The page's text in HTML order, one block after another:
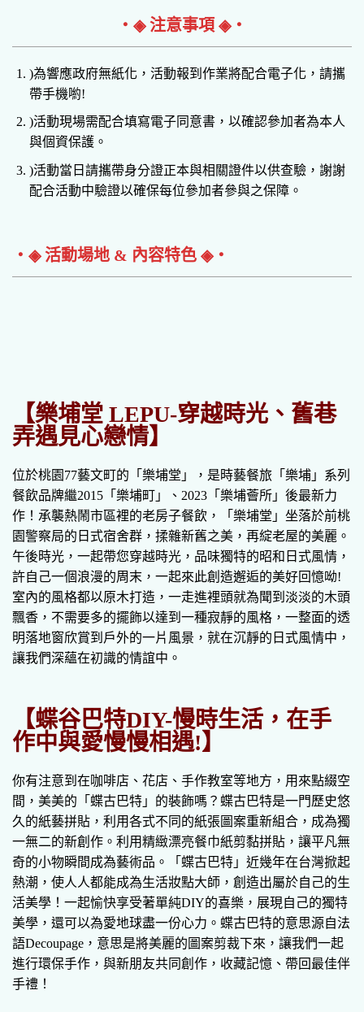
‧◈ 注意事項 ◈‧
)為響應政府無紙化，活動報到作業將配合電子化，請攜
帶手機喲!
)活動現場需配合填寫電子同意書，以確認參加者為本人
與個資保護。
)活動當日請攜帶身分證正本與相關證件以供查驗，謝謝
配合活動中驗證以確保每位參加者參與之保障。
‧◈ 活動場地 & 內容特色 ◈‧
【樂埔堂 LEPU-穿越時光、舊巷
弄遇見心戀情】
位於桃園77藝文町的「樂埔堂」，是時藝餐旅「樂埔」系列
餐飲品牌繼2015「樂埔町」、2023「樂埔薈所」後最新力
作！承襲熱鬧市區裡的老房子餐飲，「樂埔堂」坐落於前桃
園警察局的日式宿舍群，揉雜新舊之美，再綻老屋的美麗。
午後時光，一起帶您穿越時光，品味獨特的昭和日式風情，
許自己一個浪漫的周末，一起來此創造邂逅的美好回憶呦!
室內的風格都以原木打造，一走進裡頭就為聞到淡淡的木頭
飄香，不需要多的擺飾以達到一種寂靜的風格，一整面的透
明落地窗欣賞到戶外的一片風景，就在沉靜的日式風情中，
讓我們深蘊在初識的情誼中。
【蝶谷巴特DIY-慢時生活，在手
作中與愛慢慢相遇!】
你有注意到在咖啡店、花店、手作教室等地方，用來點綴空
間，美美的「蝶古巴特」的裝飾嗎？蝶古巴特是一門歷史悠
久的紙藝拼貼，利用各式不同的紙張圖案重新組合，成為獨
一無二的新創作。利用精緻漂亮餐巾紙剪黏拼貼，讓平凡無
奇的小物瞬間成為藝術品。「蝶古巴特」近幾年在台灣掀起
熱潮，使人人都能成為生活妝點大師，創造出屬於自己的生
活美學！一起愉快享受著單純DIY的喜樂，展現自己的獨特
美學，還可以為愛地球盡一份心力。蝶古巴特的意思源自法
語Decoupage，意思是將美麗的圖案剪裁下來，讓我們一起
進行環保手作，與新朋友共同創作，收藏記憶、帶回最佳伴
手禮！